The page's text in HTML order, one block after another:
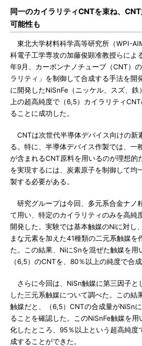
同一のカイラリティCNTを束ね、
可能性も
東北大学材料科学高等研究所（WPI-
科電子工学専攻の加藤俊顕准教授らによ
年9月、カーボンナノチューブ（CNT）
ラリティ」を制御して合成する手法を開
に開発したNiSnFe（ニッケル、スズ、鉄
上の超高純度で（6,5）カイラリティ
ることに成功した。
CNTは次世代半導体デバイス向けの新
る。特に、半導体デバイス作製では、一
が含まれるCNT原料を用いるのが理想的
を実現するには、炭素原子を制御して均
製する必要がある。
研究グループは今回、多元系合金ナノ
て用い、特定のカイラリティのみを高純
開発した。実験では基本触媒のNiに対し
まな元素を加えた41種類の二元系触媒を
た。この結果、NiにSnを混ぜた触媒を用
（6,5）のCNTを、80％以上の純度で合成
さらに今回は、NiSn触媒に第三因子と
した三元系触媒について調べた。この結
触媒だと、（6,5）CNTの合成量がNiSn
ることを確認した。このNiSnFe触媒を用
化したところ、95％以上という超高純度
成することができた。